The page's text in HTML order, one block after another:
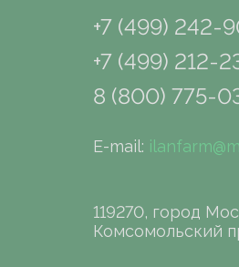
+7 (499) 242-
+7 (499) 212-
8 (800) 775-
E-mail:
119270, город
Комсомольский